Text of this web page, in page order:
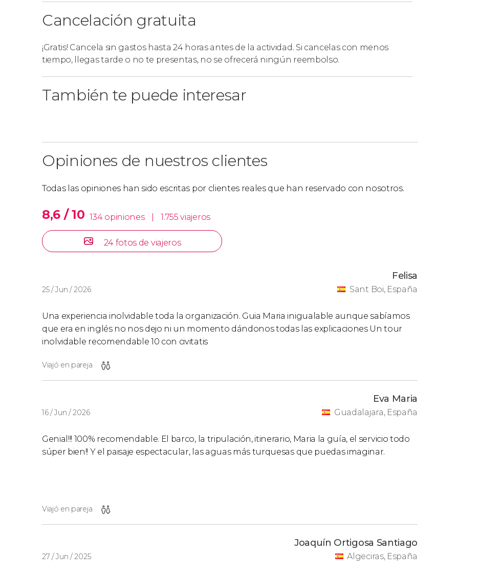
Cancelación gratuita
¡Gratis! Cancela sin gastos hasta 24 horas antes de la actividad. Si cancelas con menos
tiempo, llegas tarde o no te presentas, no se ofrecerá ningún reembolso.
También te puede interesar
Opiniones de nuestros clientes
Todas las opiniones han sido escritas por clientes reales que han reservado con nosotros.
8,6 / 10 134 opiniones 1.755 viajeros
24 fotos de viajeros
25 / Jun / 2026
Felisa
Sant Boi, España
Una experiencia inolvidable toda la organización. Guia Maria inigualable aunque sabíamos
que era en inglés no nos dejo ni un momento dándonos todas las explicaciones Un tour
inolvidable recomendable 10 con civitatis
Viajó en pareja
16 / Jun / 2026
Eva Maria
Guadalajara, España
Genial!!! 100% recomendable. El barco, la tripulación, itinerario, Maria la guía, el servicio todo
súper bien!! Y el paisaje espectacular, las aguas más turquesas que puedas imaginar.
Viajó en pareja
27 / Jun / 2025
Joaquín Ortigosa Santiago
Algeciras, España